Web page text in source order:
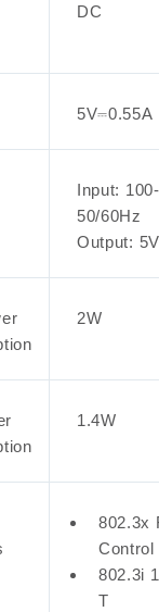
DC
5V⎓0.55A
Input:
50/60Hz
Output:
2W
1.4W
802.3x
Control
802.3i
T